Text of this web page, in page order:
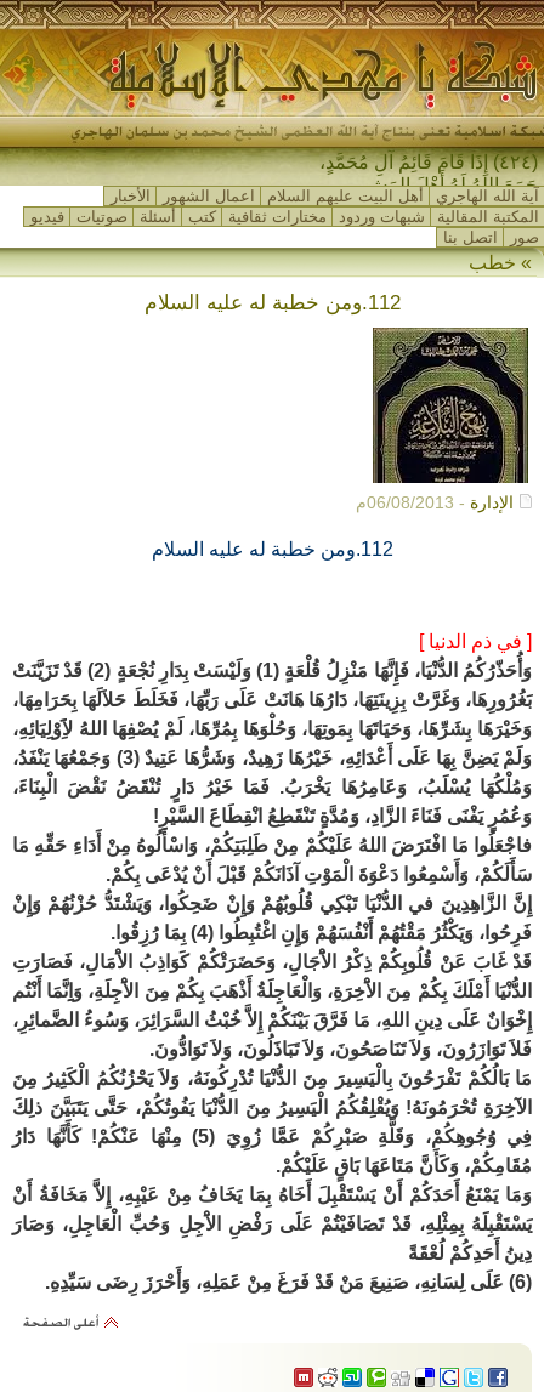
(٤٢٤) إِذَا قَامَ قَائِمُ آلِ مُحَمَّدٍ،
جَمَعَ اللهُ لَهُ أَهْلَ المَشْرِق_
آية الله الهاجري أهل البيت عليهم السلام اعمال الشهور
الأخبار
المكتبة المقالية
شبهات وردود مختارات ثقافية كتب أسئلة صوتيات
فيديو
صور
اتصل بنا
» خطب
112.ومن خطبة له عليه السلام
الإدارة - 06/08/2013م
112.ومن خطبة له عليه السلام
[ في ذم الدنيا ]
وَأُحَذّرُكُمُ الدُّنْيَا، فَإِنَّهَا مَنْزِلُ قُلْعَةٍ (1) وَلَيْسَتْ بِدَارِ نُجْعَةٍ (2) قَدْ تَزَيَّنَتْ
بَغُرُورِهَا، وَغَرَّتْ بِزِينَتِهَا، دَارُهَا هَانَتْ عَلَى رَبِّهَا، فَخَلَطَ حَلاَلَهَا بِحَرَامِهَا،
وَخَيْرَهَا بِشَرِّهَا، وَحَيَاتَهَا بِمَوتِهَا، وَحُلْوَهَا بِمُرِّهَا، لَمْ يُصْفِهَا اللهُ لاََِوْلِيَائِهِ،
وَلَمْ يَضِنَّ بِهَا عَلَى أَعْدَائِهِ، خَيْرُهَا زَهِيدٌ، وَشَرُّهَا عَتِيدٌ (3) وَجَمْعُهَا يَنْفَدُ،
وَمُلْكُهَا يُسْلَبُ، وَعَامِرُهَا يَخْرَبُ. فَمَا خَيْرُ دَارٍ تُنْقَضُ نَقْضَ الْبِنَاءَ،
وَعُمُرٍ يَفْنَى فَنَاءَ الزَّادِ، وَمُدَّةٍ تَنْقَطِعُ انْقِطَاعَ السَّيْرِ!
فاجْعَلُوا مَا افْتَرَضَ اللهُ عَلَيْكُمْ مِنْ طَلِبَتِكُمْ، وَاسْأَلُوهُ مِنْ أَدَاءِ حَقِّهِ مَا
سَأَلَكُمْ، وَأَسْمِعُوا دَعْوَةَ الْمَوْتِ آذَانَكُمْ قَبْلَ أَنْ يُدْعَى بِكُمْ.
إِنَّ الزَّاهِدِينَ في الدُّنْيَا تَبْكِي قُلُوبُهُمْ وَإِنْ ضَحِكُوا، وَيَشْتَدُّ حُزْنُهُمْ وَإِنْ
فَرِحُوا، وَيَكْثُرُ مَقْتُهُمْ أَنْفُسَهُمْ وَإِنِ اغْتُبِطُوا (4) بِمَا رُزِقُوا.
قَدْ غَابَ عَنْ قُلُوبِكُمْ ذِكْرُ الاَْجَالِ، وَحَضَرَتْكُمْ كَوَاذِبُ الاَْمَالِ، فَصَارَتِ
الدُّنْيَا أَمْلَكَ بِكُمْ مِنَ الاَْخِرَةِ، وَالْعَاجِلَةُ أَذْهَبَ بِكُمْ مِنَ الاَْجِلَةِ، وَاِِنَّمَا أَنْتُم
إِخْوَانٌ عَلَى دِينِ اللهِ، مَا فَرَّقَ بَيْنَكُمْ إِلاَّ خُبْثُ السَّرَائِرَ، وَسُوءُ الضَّمائِرِ،
فَلاَ تَوَازَرُونَ، وَلاَ تَنَاصَحُونَ، وَلاَ تَبَاذَلُونَ، وَلاَ تَوَادُّونَ.
مَا بَالُكُمْ تَفْرَحُونَ بِالْيَسِيرَ مِنَ الدُّنْيَا تُدْرِكُونَهُ، وَلاَ يَحْزُنُكُمُ الْكَثِيرُ مِنَ
الآخِرَةِ تُحْرَمُونَهُ! وَيُقْلِقُكُمُ الْيَسِيرُ مِنَ الدُّنْيَا يَفُوتُكُمْ، حَتَّى يَتَبَيَّنَ ذلِكَ
فِي وُجُوهِكُمْ، وَقَلَّةِ صَبْرِكُمْ عَمَّا زُوِيَ (5) مِنْهَا عَنْكُمْ! كَأَنَّهَا دَارُ
مُقَامِكُمْ، وَكَأَنَّ مَتَاعَهَا بَاقٍ عَلَيْكُمْ.
وَمَا يَمْنَعُ أَحَدَكُمْ أَنْ يَسْتَقْبِلَ أَخَاهُ بِمَا يَخَافُ مِنْ عَيْبِهِ، إِلاَّ مَخَافَةُ أَنْ
يَسْتَقْبِلَهُ بِمِثْلِهِ، قَدْ تَصَافَيْتُمْ عَلَى رَفْضِ الاَْجِلِ وَحُبِّ الْعَاجِلِ، وَصَارَ
دِينُ أَحَدِكُمْ لُعْقَةً
(6) عَلَى لِسَانِهِ، صَنِيعَ مَنْ قَدْ فَرَغَ مِنْ عَمَلِهِ، وَأَحْرَزَ رِضَى سَيِّدِهِ.